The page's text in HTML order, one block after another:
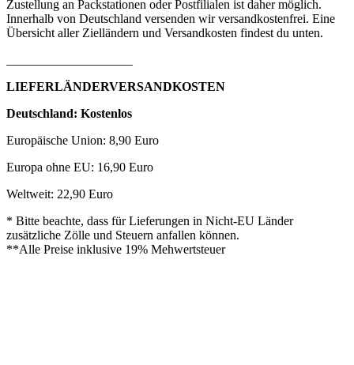
Zustellung an Packstationen oder Postfilialen ist daher möglich.
Innerhalb von Deutschland versenden wir versandkostenfrei. Eine
Übersicht aller Zielländern und Versandkosten findest du unten.
LIEFERLÄNDERVERSANDKOSTEN
Deutschland: Kostenlos
Europäische Union: 8,90 Euro
Europa ohne EU: 16,90 Euro
Weltweit: 22,90 Euro
* Bitte beachte, dass für Lieferungen in Nicht-EU Länder
zusätzliche Zölle und Steuern anfallen können.
**Alle Preise inklusive 19% Mehwertsteuer